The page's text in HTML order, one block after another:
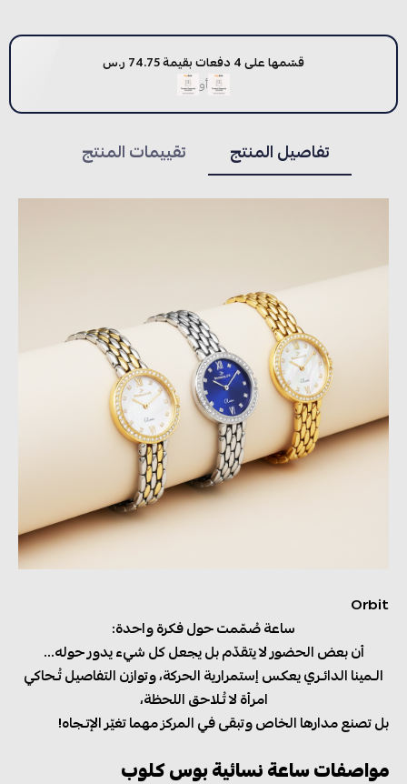
قسّمها على 4 دفعات بقيمة 74.75 ر.س
أو
تفاصيل المنتج تقييمات المنتج
Orbit
ساعة صُمّمت حول فكرة واحدة:
أن بعض الحضور لا يتقدّم بل يجعل كل شيء يدور حوله...
الـمينا الدائـري يعكس إستمرارية الحركة، وتوازن التفاصيل تُـحاكي
امرأة لا تُـلاحق اللحظة،
بل تصنع مدارها الخاص وتبقى في المركز مهما تغيّر الإتـجاه!
مواصفات ساعة نسائية بوس كلوب